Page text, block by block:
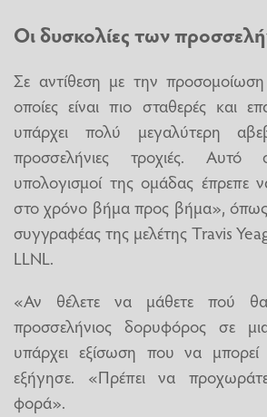
Οι δυσκολίες των
Σε αντίθεση με την
οποίες είναι πιο σταθερές και
υπάρχει πολύ μεγαλύτερη
προσσελήνιες τροχιές. Αυτό
υπολογισμοί της ομάδας έπρεπε
στο χρόνο βήμα προς βήμα»,
συγγραφέας της μελέτης Travis
LLNL.
«Αν θέλετε να μάθετε πού θα
προσσελήνιος δορυφόρος σε
υπάρχει εξίσωση που να
εξήγησε. «Πρέπει να
φορά».